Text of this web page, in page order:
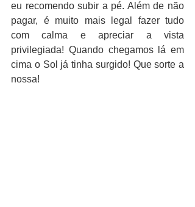
eu recomendo subir a pé. Além de não
pagar, é muito mais legal fazer tudo
com calma e apreciar a vista
privilegiada! Quando chegamos lá em
cima o Sol já tinha surgido! Que sorte a
nossa!